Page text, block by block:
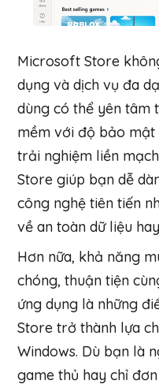
Microsoft Store
dụng và dịch vụ đa
dùng có thể yên tâm
mềm với độ bảo mật
trải nghiệm liền
Store giúp bạn dễ
công nghệ tiên tiến
về an toàn dữ liệu
Hơn nữa, khả năng
chóng, thuận tiện
ứng dụng là những
Store trở thành lựa
Windows. Dù bạn là
game thủ hay chỉ